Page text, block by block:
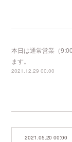
本日は通常営業（
ます。
2021.12.29 00:00
2021.05.20 00:00